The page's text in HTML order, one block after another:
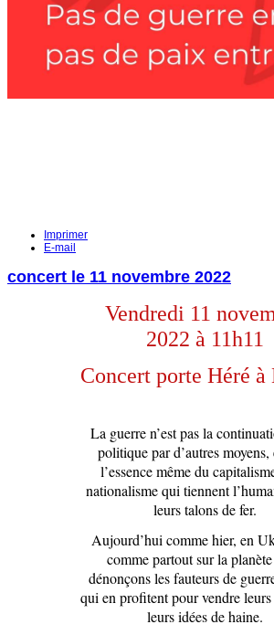
Imprimer
E-mail
concert le 11 novembre 2022
Vendredi 11
2022 à 11h11
Concert porte Héré à
La guerre n’est pas la
politique par d’autres moyens,
l’essence même du
nationalisme qui tiennent
leurs talons de fer.
Aujourd’hui comme hier, en
comme partout sur la
dénonçons les fauteurs de
qui en profitent pour vendre leurs
leurs idées de haine.